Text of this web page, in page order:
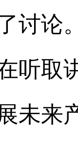
讨论
取讲
未来